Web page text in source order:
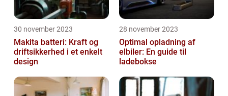
30 november 2023
Makita batteri: Kraft og
driftsikkerhed i et enkelt
design
28 november 2023
Optimal opladning af
elbiler: En guide til
ladebokse